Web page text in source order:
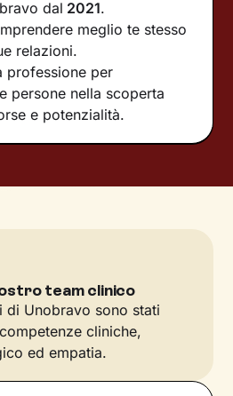
dal 2021.
meglio te stesso
relazioni.
professione per
persone nella scoperta
e potenzialità.
team clinico
di Unobravo sono stati
cliniche,
ed empatia.